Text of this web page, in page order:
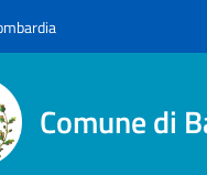
Comune di